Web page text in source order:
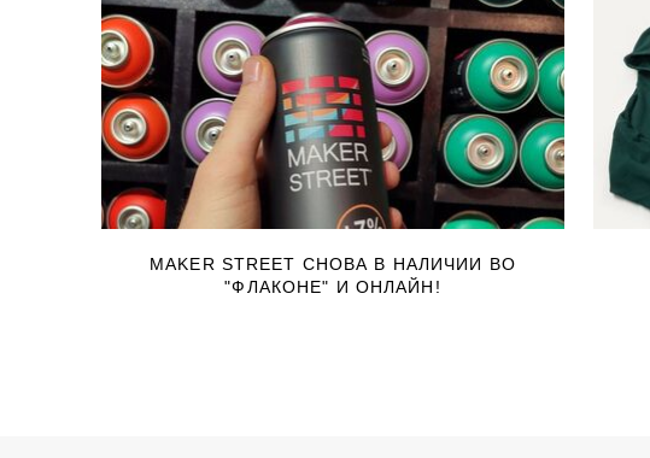
MAKER STREET СНОВА В НАЛИЧИИ ВО
"ФЛАКОНЕ" И ОНЛАЙН!